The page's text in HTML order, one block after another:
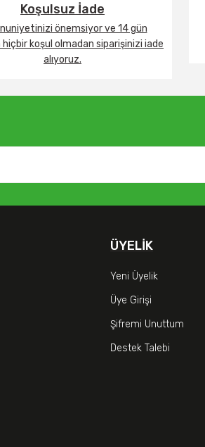
Koşulsuz İade
önemsiyor ve 14 gün
hiçbir koşul olmadan siparişinizi iade
alıyoruz.
ÜYELIK
Yeni Üyelik
Üye Girişi
Şifremi Unuttum
Destek Talebi